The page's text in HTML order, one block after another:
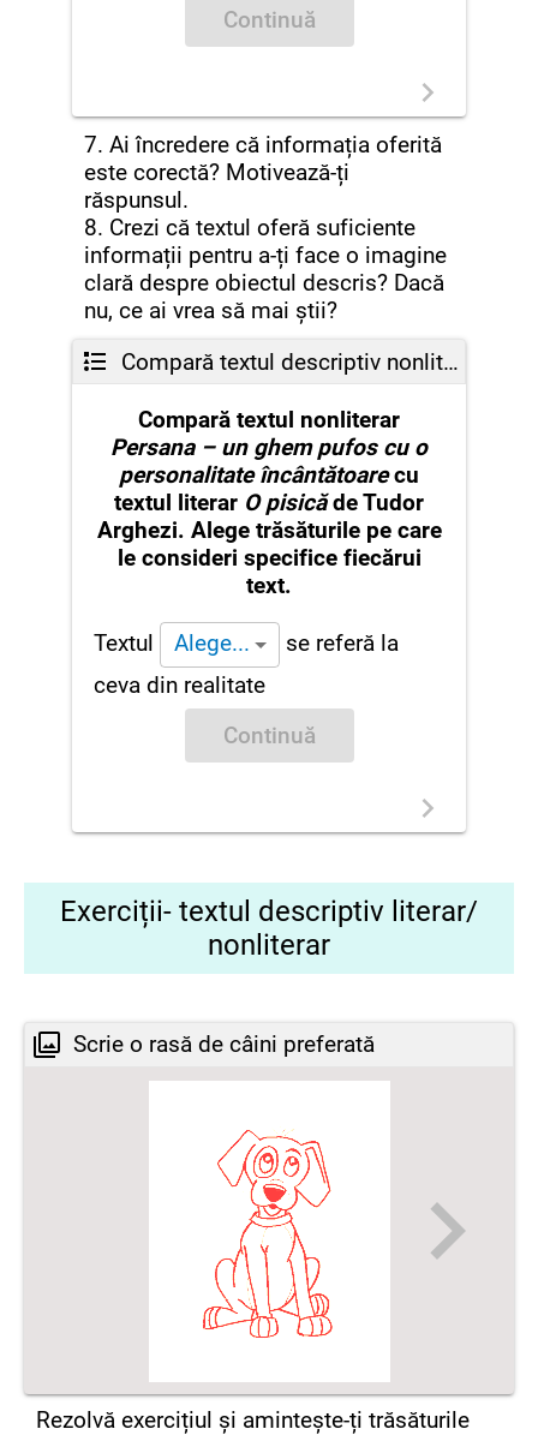
Continuă
7. Ai încredere că informația oferită
este corectă? Motivează-ți
răspunsul.
8. Crezi că textul oferă suficiente
informații pentru a-ți face o imagine
clară despre obiectul descris? Dacă
nu, ce ai vrea să mai știi?
Compară textul descriptiv nonliterar cu cel descriptiv literar
Compară textul nonliterar
Persana – un ghem pufos cu o
personalitate încântătoarecu
textul literar O pisicăde Tudor
Arghezi. Alege trăsăturile pe care
le consideri specifice fiecărui
text.
Textul Alege...
se referă la
ceva din realitate
Continuă
Exerciții- textul descriptiv literar/
nonliterar
Scrie o rasă de câini preferată
Rezolvă exercițiul și amintește-ți trăsăturile